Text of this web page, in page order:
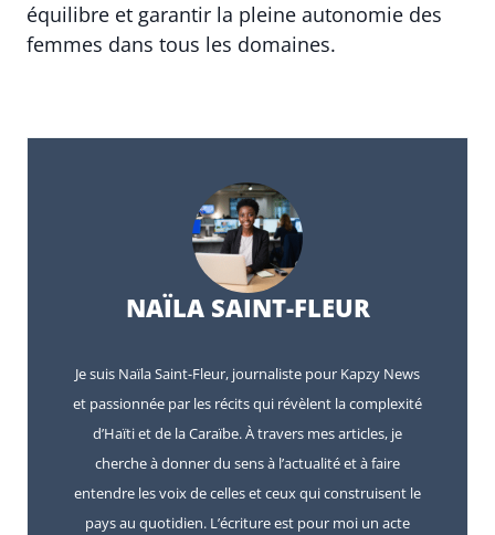
équilibre et garantir la pleine autonomie des
femmes dans tous les domaines.
NAÏLA SAINT-FLEUR
Je suis Naïla Saint-Fleur, journaliste pour Kapzy News
et passionnée par les récits qui révèlent la complexité
d’Haïti et de la Caraïbe. À travers mes articles, je
cherche à donner du sens à l’actualité et à faire
entendre les voix de celles et ceux qui construisent le
pays au quotidien. L’écriture est pour moi un acte